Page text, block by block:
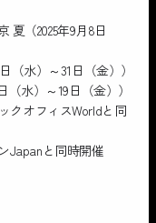
夏（2025年9月8日
（水）～31日（金））
（水）～19日（金））
クオフィスWorldと同
Japanと同時開催